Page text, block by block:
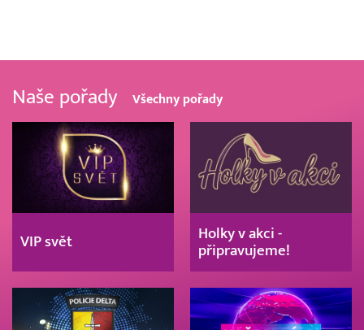
Naše pořady Všechny pořady
VIP svět
Holky v akci -
připravujeme!